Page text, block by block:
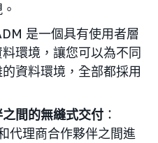
是一個具有使用者層
環境，讓您可以為不同
資料環境，全部都採用
間的無縫式交付 ：
代理商合作夥伴之間進